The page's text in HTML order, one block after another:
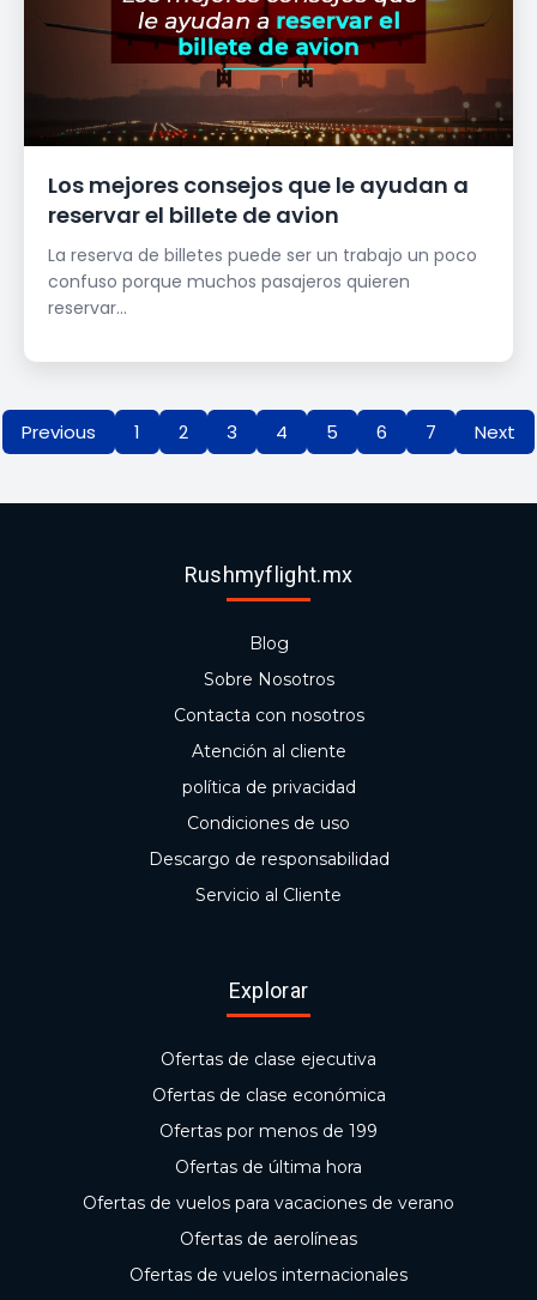
Los mejores consejos que le ayudan a
reservar el billete de avion
La reserva de billetes puede ser un trabajo un poco
confuso porque muchos pasajeros quieren
reservar...
Previous 1 2 3 4 5 6 7 Next
Rushmyflight.mx
Blog
Sobre Nosotros
Contacta con nosotros
Atención al cliente
política de privacidad
Condiciones de uso
Descargo de responsabilidad
Servicio al Cliente
Explorar
Ofertas de clase ejecutiva
Ofertas de clase económica
Ofertas por menos de 199
Ofertas de última hora
Ofertas de vuelos para vacaciones de verano
Ofertas de aerolíneas
Ofertas de vuelos internacionales